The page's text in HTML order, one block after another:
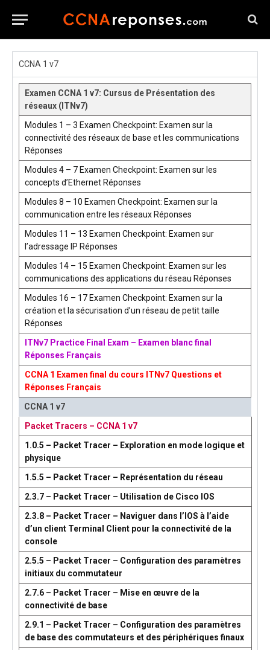
CCNA 1 v7
Examen CCNA 1 v7: Cursus de Présentation des
réseaux (ITNv7)
Modules 1 – 3 Examen Checkpoint: Examen sur la
connectivité des réseaux de base et les communications
Réponses
Modules 4 – 7 Examen Checkpoint: Examen sur les
concepts d’Ethernet Réponses
Modules 8 – 10 Examen Checkpoint: Examen sur la
communication entre les réseaux Réponses
Modules 11 – 13 Examen Checkpoint: Examen sur
l’adressage IP Réponses
Modules 14 – 15 Examen Checkpoint: Examen sur les
communications des applications du réseau Réponses
Modules 16 – 17 Examen Checkpoint: Examen sur la
création et la sécurisation d’un réseau de petit taille
Réponses
ITNv7 Practice Final Exam – Examen blanc final
Réponses Français
CCNA 1 Examen final du cours ITNv7 Questions et
Réponses Français
CCNA 1 v7
Packet Tracers – CCNA 1 v7
1.0.5 – Packet Tracer – Exploration en mode logique et
physique
1.5.5 – Packet Tracer – Représentation du réseau
2.3.7 – Packet Tracer – Utilisation de Cisco IOS
2.3.8 – Packet Tracer – Naviguer dans l’IOS à l’aide
d’un client Terminal Client pour la connectivité de la
console
2.5.5 – Packet Tracer – Configuration des paramètres
initiaux du commutateur
2.7.6 – Packet Tracer – Mise en œuvre de la
connectivité de base
2.9.1 – Packet Tracer – Configuration des paramètres
de base des commutateurs et des périphériques finaux